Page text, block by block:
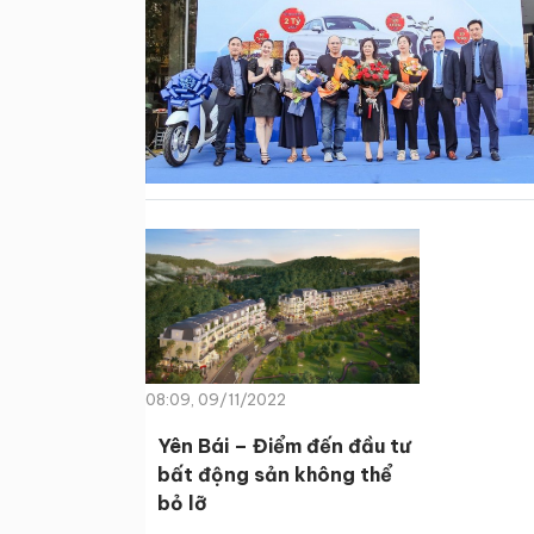
08:09, 09/11/2022
Yên Bái – Điểm đến đầu tư
bất động sản không thể
bỏ lỡ